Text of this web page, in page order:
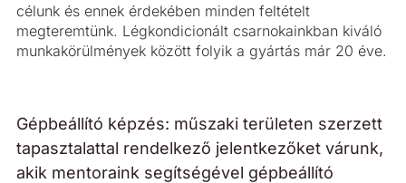
célunk és ennek érdekében minden feltételt
megteremtünk. Légkondicionált csarnokainkban kiváló
munkakörülmények között folyik a gyártás már 20 éve.
Gépbeállító képzés: műszaki területen szerzett
tapasztalattal rendelkező jelentkezőket várunk,
akik mentoraink segítségével gépbeállító